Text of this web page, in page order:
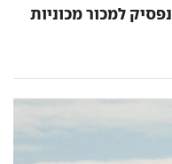
13 ממשלות התחייבו - עד 2050 נפסיק למכור מכוניות